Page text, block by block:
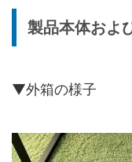
製品本体およ
▼外箱の様子